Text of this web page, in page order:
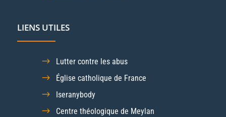
LIENS UTILES
Lutter contre les abus
Église catholique de France
Iseranybody
Centre théologique de Meylan